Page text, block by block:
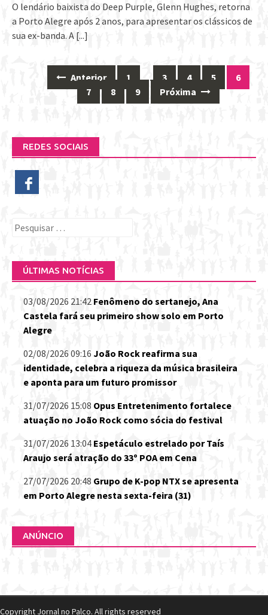
O lendário baixista do Deep Purple, Glenn Hughes, retorna
a Porto Alegre após 2 anos, para apresentar os clássicos de
sua ex-banda. A [...]
Anterior 1 … 3 4 5
6
7
8 9 Próxima
REDES SOCIAIS
Pesquisar
ÚLTIMAS NOTÍCIAS
03/08/2026 21:42 Fenômeno do sertanejo, Ana
Castela fará seu primeiro show solo em Porto
Alegre
02/08/2026 09:16 João Rock reafirma sua
identidade, celebra a riqueza da música brasileira
e aponta para um futuro promissor
31/07/2026 15:08 Opus Entretenimento fortalece
atuação no João Rock como sócia do festival
31/07/2026 13:04 Espetáculo estrelado por Taís
Araujo será atração do 33º POA em Cena
27/07/2026 20:48 Grupo de K-pop NTX se apresenta
em Porto Alegre nesta sexta-feira (31)
ANÚNCIO
Copyright Jornal no Palco. All rights reserved